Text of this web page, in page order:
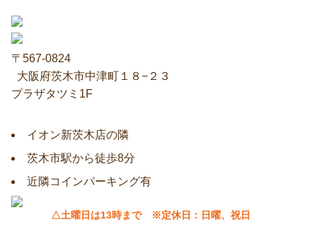
〒567-0824
⼤阪府茨⽊市中津町１８−２３
プラザタツミ1F
イオン新茨木店の隣
茨木市駅から徒歩8分
近隣コインパーキング有
△土曜日は13時まで ※定休日：日曜、祝日